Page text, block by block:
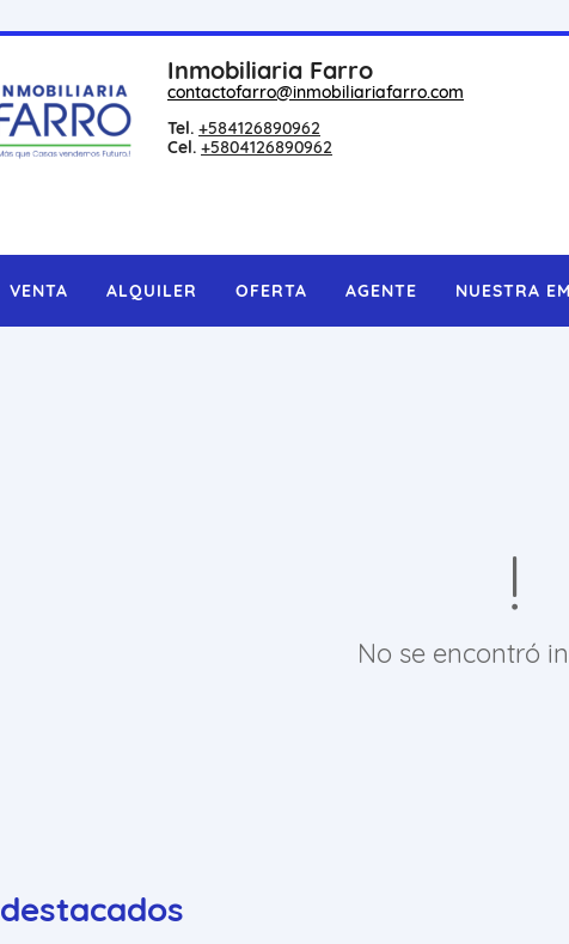
Inmobiliaria Farro
contactofarro@inmobiliariafarro.com
Tel. +584126890962
Cel. +5804126890962
VENTA ALQUILER OFERTA AGENTE NUESTRA
No se encontró
destacados